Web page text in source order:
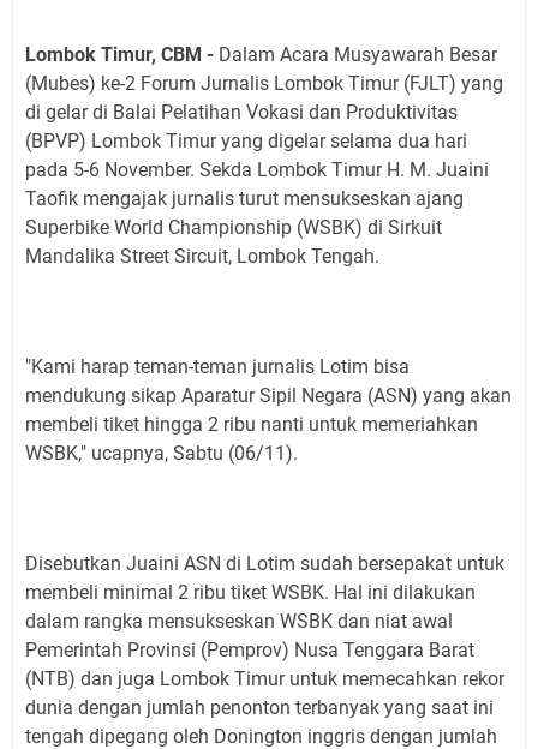
Lombok Timur, CBM - Dalam Acara Musyawarah Besar
(Mubes) ke-2 Forum Jurnalis Lombok Timur (FJLT) yang
di gelar di Balai Pelatihan Vokasi dan Produktivitas
(BPVP) Lombok Timur yang digelar selama dua hari
pada 5-6 November. Sekda Lombok Timur H. M. Juaini
Taofik mengajak jurnalis turut mensukseskan ajang
Superbike World Championship (WSBK) di Sirkuit
Mandalika Street Sircuit, Lombok Tengah.
"Kami harap teman-teman jurnalis Lotim bisa
mendukung sikap Aparatur Sipil Negara (ASN) yang akan
membeli tiket hingga 2 ribu nanti untuk memeriahkan
WSBK," ucapnya, Sabtu (06/11).
Disebutkan Juaini ASN di Lotim sudah bersepakat untuk
membeli minimal 2 ribu tiket WSBK. Hal ini dilakukan
dalam rangka mensukseskan WSBK dan niat awal
Pemerintah Provinsi (Pemprov) Nusa Tenggara Barat
(NTB) dan juga Lombok Timur untuk memecahkan rekor
dunia dengan jumlah penonton terbanyak yang saat ini
tengah dipegang oleh Donington inggris dengan jumlah